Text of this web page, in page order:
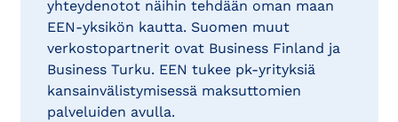
yhteydenotot näihin tehdään oman maan
EEN-yksikön kautta. Suomen muut
verkostopartnerit ovat Business Finland ja
Business Turku. EEN tukee pk-yrityksiä
kansainvälistymisessä maksuttomien
palveluiden avulla.